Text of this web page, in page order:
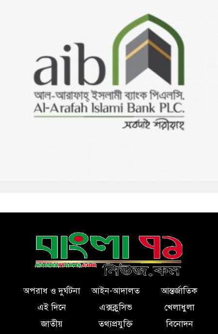
অপরাধ ও দুর্ঘটনা আইন-আদালত
আন্তর্জাতিক
এই দিনে
এক্সক্লুসিভ
খেলাধুলা
জাতীয়
তথ্যপ্রযুক্তি
বিনোদন